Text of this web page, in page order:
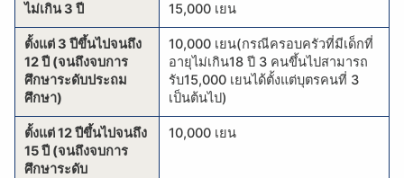
ไม่เกิน 3 ปี 15,000 เยน
ตั้งแต่ 3 ปีขึ้นไปจนถึง
12 ปี (จนถึงจบการ
ศึกษาระดับประถม
ศึกษา)
10,000 เยน(กรณีครอบครัวที่มีเด็กที่
อายุไม่เกิน18 ปี 3 คนขึ้นไปสามารถ
รับ15,000 เยนได้ตั้งแต่บุตรคนที่ 3
เป็นต้นไป)
ตั้งแต่ 12 ปีขึ้นไปจนถึง
15 ปี (จนถึงจบการ
ศึกษาระดับ
10,000 เยน